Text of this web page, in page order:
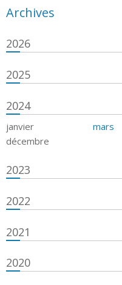
Archives
2026
2025
2024
janvier mars
décembre
2023
2022
2021
2020